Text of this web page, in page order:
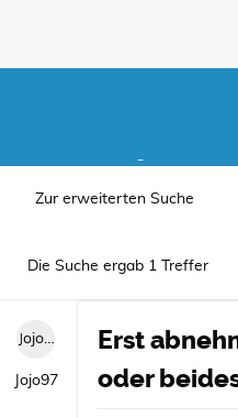
Zur erweiterten Suche
Die Suche ergab 1 Treffer
Jojo97
Jojo97
Erst
oder